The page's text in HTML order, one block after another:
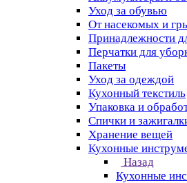
Уход за обувью
От насекомых и
Принадлежности
Перчатки для
Пакеты
Уход за одеждой
Кухонный текстиль
Упаковка и
Спички и
Хранение вещей
Кухонные
Назад
Кухонные